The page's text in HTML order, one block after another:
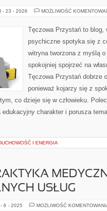
- 23 - 2026 MOŻLIWOŚĆ
Tęczowa Przystań to blog,
psychiczne spotyka się z
witryna tworzona z myślą
spokojniej spojrzeć na
Tęczowa Przystań dobrze
ponieważ kojarzy się z
co dzieje się w człowieku.
edukacyjny charakter i porusza
I ENERGIA
USŁUG
6 - 2025 MOŻLIWOŚĆ